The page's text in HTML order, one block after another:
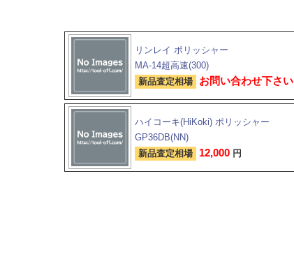
リンレイ ポリッシャー
MA-14超高速(300)
新品査定相場 お問い合わせ下さい
ハイコーキ(HiKoki) ポリッシャー
GP36DB(NN)
新品査定相場 12,000 円